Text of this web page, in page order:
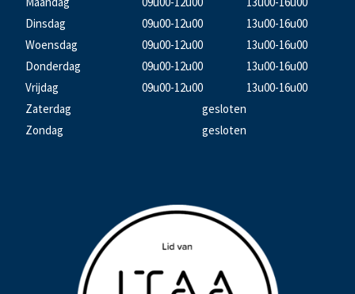
Dinsdag
09u00-12u00
13u00-16u00
Woensdag
09u00-12u00
13u00-16u00
Donderdag
09u00-12u00
13u00-16u00
Vrijdag
09u00-12u00
13u00-16u00
Zaterdag
gesloten
Zondag
gesloten